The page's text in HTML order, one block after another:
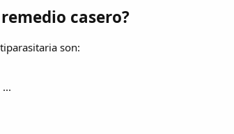
casero?
son: